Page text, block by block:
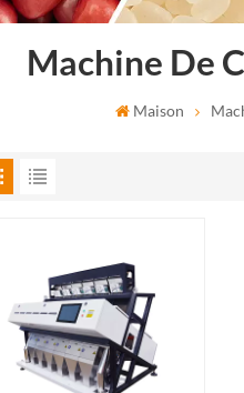
Machine De
Maison